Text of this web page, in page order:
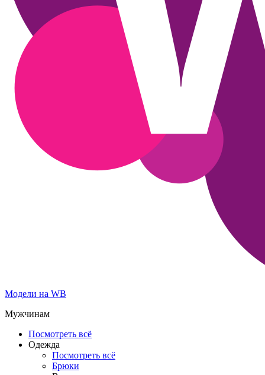
Модели на WB
Мужчинам
Посмотреть всё
Одежда
Посмотреть всё
Брюки